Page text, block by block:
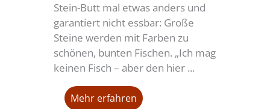
Stein-Butt mal etwas anders und
garantiert nicht essbar: Große
Steine werden mit Farben zu
schönen, bunten Fischen. „Ich mag
keinen Fisch – aber den hier ...
Mehr erfahren